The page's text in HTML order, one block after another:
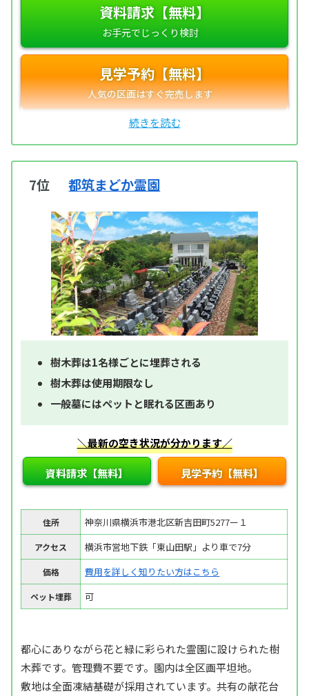
資料請求【無料】
見学予約【無料】
7位 都筑まどか霊園
樹木葬は1名様ごとに埋葬される
樹木葬は使用期限なし
一般墓にはペットと眠れる区画あり
＼最新の空き状況が分かります／
資料請求【無料】 見学予約【無料】
住所 神奈川県横浜市港北区新吉田町5277ー１
アクセス 横浜市営地下鉄「東山田駅」より車で7分
価格 費用を詳しく知りたい方はこちら
ペット埋葬 可
都心にありながら花と緑に彩られた霊園に設けられた樹
木葬です。管理費不要です。園内は全区画平坦地。
敷地は全面凍結基礎が採用されています。共有の献花台